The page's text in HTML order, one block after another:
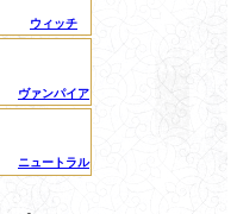
ウィッチ
ヴァンパイア
ニュートラル